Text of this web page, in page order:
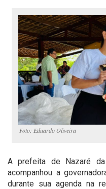
Foto: Eduardo Oliveira
A prefeita de Nazaré da
acompanhou a
durante sua agenda na